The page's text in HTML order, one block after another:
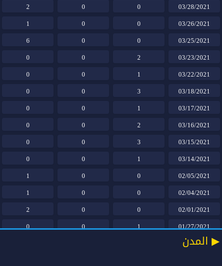
03/28/2021
0
0
2
03/26/2021
0
0
1
03/25/2021
0
0
6
03/23/2021
2
0
0
03/22/2021
1
0
0
03/18/2021
3
0
0
03/17/2021
1
0
0
03/16/2021
2
0
0
03/15/2021
3
0
0
03/14/2021
1
0
0
02/05/2021
0
0
1
02/04/2021
0
0
1
02/01/2021
0
0
2
01/27/2021
1
0
0
01/26/2021 المدن ▶